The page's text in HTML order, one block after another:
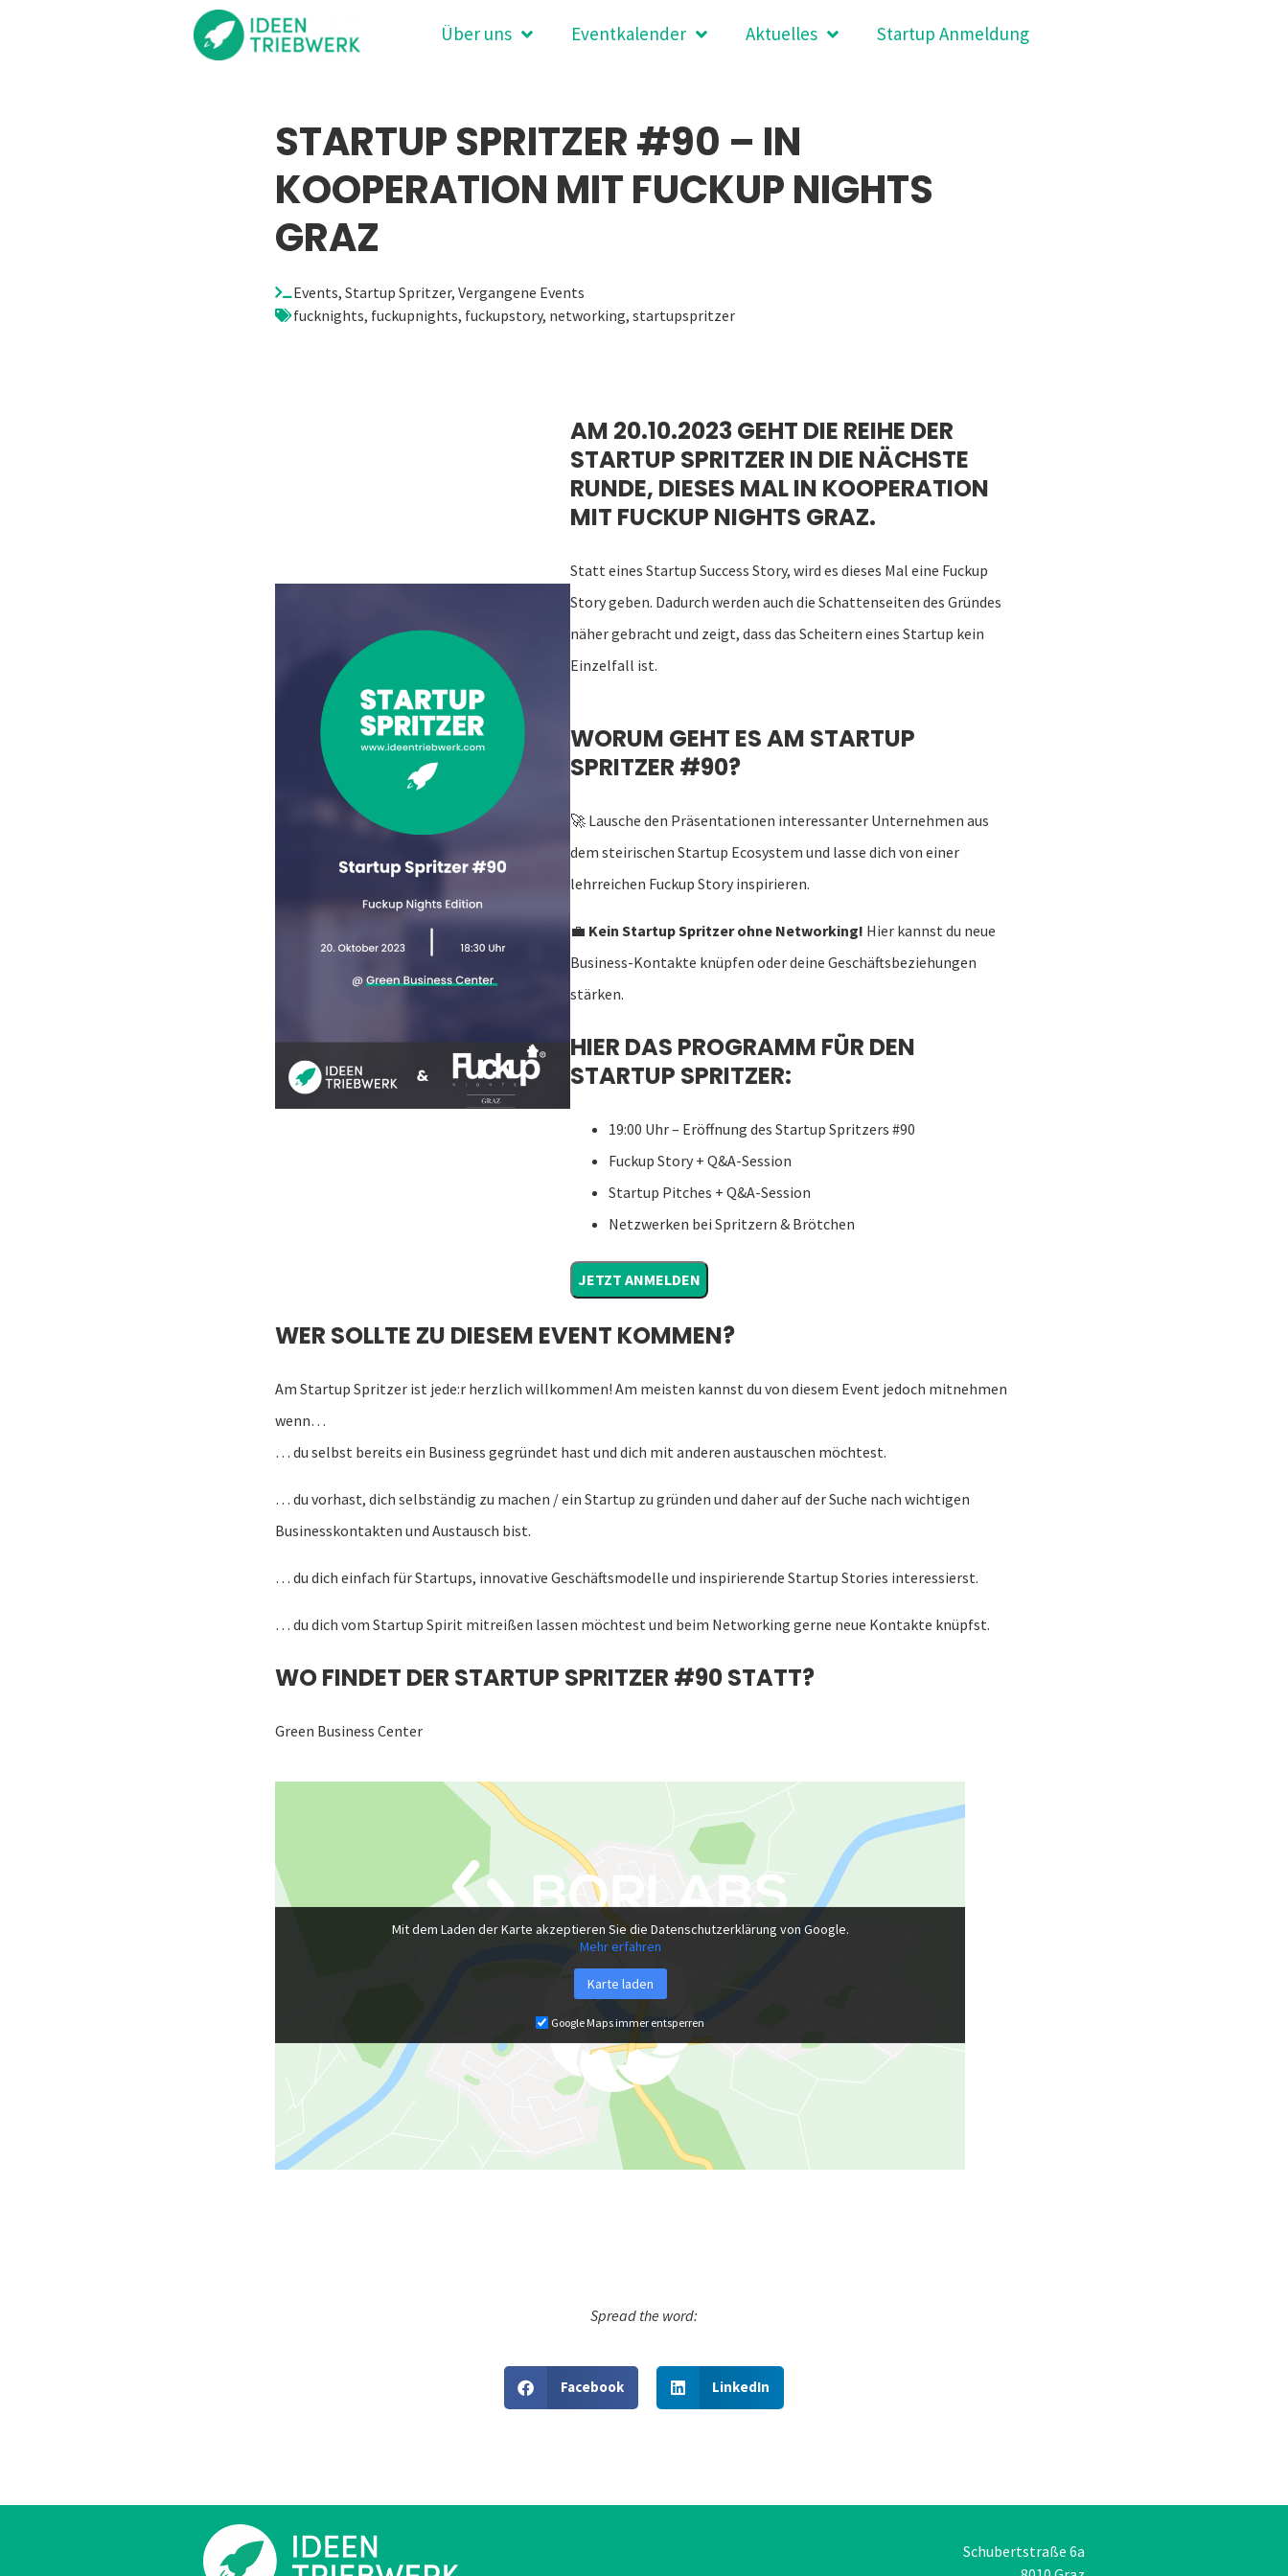
Über uns Eventkalender Aktuelles Startup Anmeldung
STARTUP SPRITZER #90 – IN
KOOPERATION MIT FUCKUP NIGHTS
GRAZ
Events, Startup Spritzer, Vergangene Events
fucknights, fuckupnights, fuckupstory, networking, startupspritzer
AM 20.10.2023 GEHT DIE REIHE DER
STARTUP SPRITZER IN DIE NÄCHSTE
RUNDE, DIESES MAL IN KOOPERATION
MIT FUCKUP NIGHTS GRAZ.
Statt eines Startup Success Story, wird es dieses Mal eine Fuckup
Story geben. Dadurch werden auch die Schattenseiten des Gründes
näher gebracht und zeigt, dass das Scheitern eines Startup kein
Einzelfall ist.
WORUM GEHT ES AM STARTUP
SPRITZER #90?
🚀 Lausche den Präsentationen interessanter Unternehmen aus
dem steirischen Startup Ecosystem und lasse dich von einer
lehrreichen Fuckup Story inspirieren.
💼 Kein Startup Spritzer ohne Networking! Hier kannst du neue
Business-Kontakte knüpfen oder deine Geschäftsbeziehungen
stärken.
HIER DAS PROGRAMM FÜR DEN
STARTUP SPRITZER:
19:00 Uhr – Eröffnung des Startup Spritzers #90
Fuckup Story + Q&A-Session
Startup Pitches + Q&A-Session
Netzwerken bei Spritzern & Brötchen
JETZT ANMELDEN
WER SOLLTE ZU DIESEM EVENT KOMMEN?
Am Startup Spritzer ist jede:r herzlich willkommen! Am meisten kannst du von diesem Event jedoch mitnehmen
wenn…
… du selbst bereits ein Business gegründet hast und dich mit anderen austauschen möchtest.
… du vorhast, dich selbständig zu machen / ein Startup zu gründen und daher auf der Suche nach wichtigen
Businesskontakten und Austausch bist.
… du dich einfach für Startups, innovative Geschäftsmodelle und inspirierende Startup Stories interessierst.
… du dich vom Startup Spirit mitreißen lassen möchtest und beim Networking gerne neue Kontakte knüpfst.
WO FINDET DER STARTUP SPRITZER #90 STATT?
Green Business Center
Mit dem Laden der Karte akzeptieren Sie die Datenschutzerklärung von Google.
Mehr erfahren
Karte laden
Google Maps immer entsperren
Spread the word:
Facebook LinkedIn
Schubertstraße 6a